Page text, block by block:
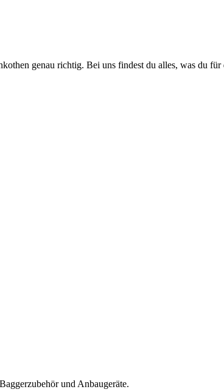
genau richtig. Bei uns findest du alles, was du für
und Anbaugeräte.